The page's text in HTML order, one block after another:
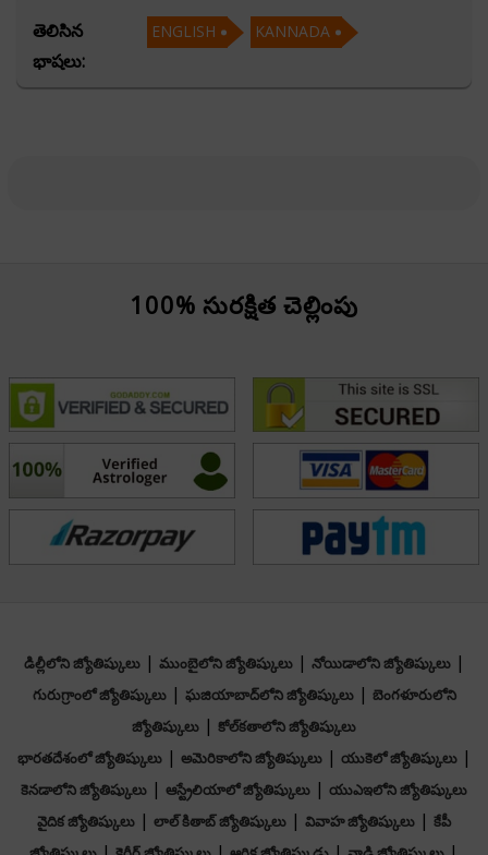
విద్య
Education Board.
విజయాలు
Prediction has been done many for
dignitaries problems very accurately and
advised with very simple remedies to come
తెలిసిన
భాషలు:
ENGLISH KANNADA
100% సురక్షిత చెల్లింపు
డిల్లీలోని జ్యోతిష్కులు| ముంబైలోని జ్యోతిష్కులు| నోయిడాలోని జ్యోతిష్కులు|
గురుగ్రాంలో జ్యోతిష్కులు| ఘజియాబాద్‌లోని జ్యోతిష్కులు| బెంగళూరులోని
జ్యోతిష్కులు | కోల్‌కతాలోని జ్యోతిష్కులు
భారతదేశంలో జ్యోతిష్కులు| అమెరికాలోని జ్యోతిష్కులు| యుకెలో జ్యోతిష్కులు|
కెనడాలోని జ్యోతిష్కులు | ఆస్ట్రేలియాలో జ్యోతిష్కులు | యుఎఇలోని జ్యోతిష్కులు
వైదిక జ్యోతిష్కులు | లాల్ కితాబ్ జ్యోతిష్కులు | వివాహ జ్యోతిష్కులు | కేపీ